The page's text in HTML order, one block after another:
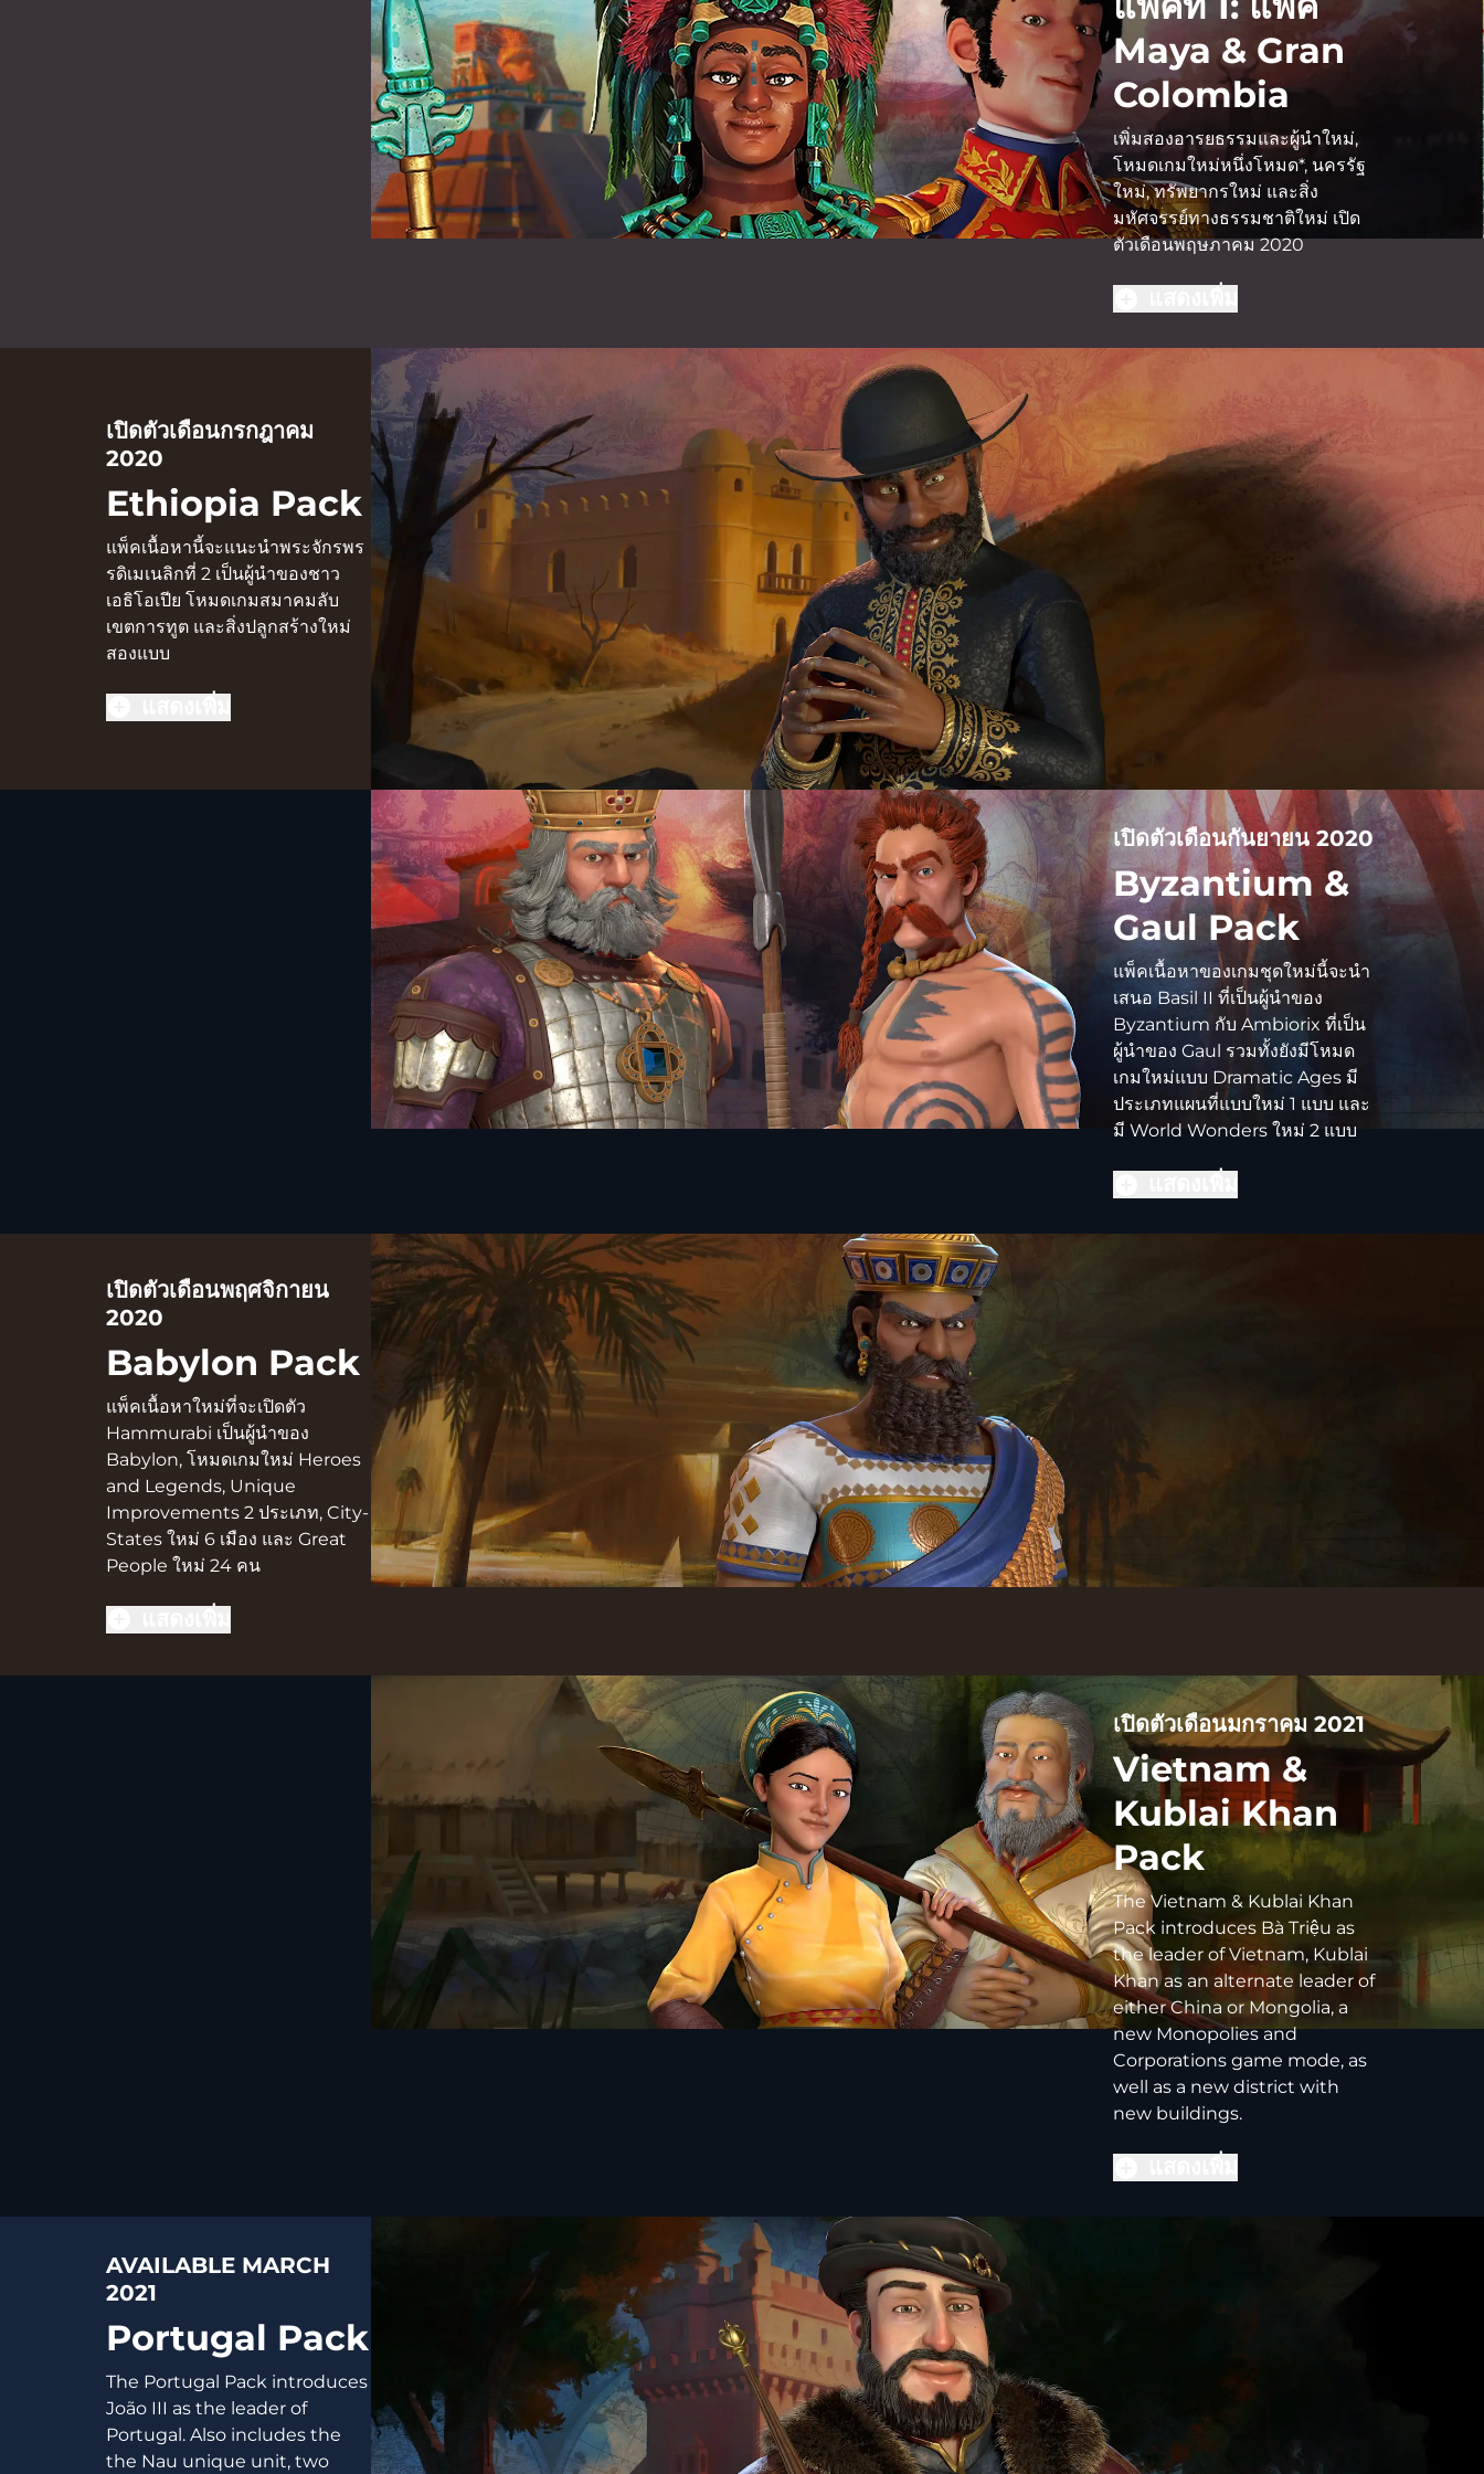
Maya & Gran
Colombia
เพิ่มสองอารยธรรมและผู้นำใหม่,
โหมดเกมใหม่หนึ่งโหมด*, นครรัฐ
ใหม่, ทรัพยากรใหม่ และสิ่ง
มหัศจรรย์ทางธรรมชาติใหม่ เปิด
ตัวเดือนพฤษภาคม 2020
เปิดตัวเดือนกรกฎาคม
2020
Ethiopia Pack
แพ็คเนื้อหานี้จะแนะนำพระจักรพร
รดิเมเนลิกที่ 2 เป็นผู้นำของชาว
เอธิโอเปีย โหมดเกมสมาคมลับ
เขตการทูต และสิ่งปลูกสร้างใหม่
สองแบบ
เปิดตัวเดือนกันยายน 2020
Byzantium &
Gaul Pack
แพ็คเนื้อหาของเกมชุดใหม่นี้จะนำ
เสนอ Basil II ที่เป็นผู้นำของ
Byzantium กับ Ambiorix ที่เป็น
ผู้นำของ Gaul รวมทั้งยังมีโหมด
เกมใหม่แบบ Dramatic Ages มี
ประเภทแผนที่แบบใหม่ 1 แบบ และ
มี World Wonders ใหม่ 2 แบบ
เปิดตัวเดือนพฤศจิกายน
2020
Babylon Pack
แพ็คเนื้อหาใหม่ที่จะเปิดตัว
Hammurabi เป็นผู้นำของ
Babylon, โหมดเกมใหม่ Heroes
and Legends, Unique
Improvements 2 ประเภท, City-
States ใหม่ 6 เมือง และ Great
People ใหม่ 24 คน
เปิดตัวเดือนมกราคม 2021
Vietnam &
Kublai Khan
Pack
The Vietnam & Kublai Khan
Pack introduces Bà Triệu as
the leader of Vietnam, Kublai
Khan as an alternate leader of
either China or Mongolia, a
new Monopolies and
Corporations game mode, as
well as a new district with
new buildings.
AVAILABLE MARCH
2021
Portugal Pack
The Portugal Pack introduces
João III as the leader of
Portugal. Also includes the
the Nau unique unit, two